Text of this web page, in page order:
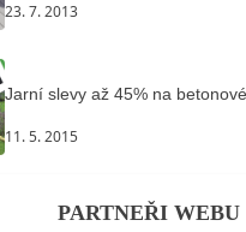
23. 7. 2013
Jarní slevy až 45% na
11. 5. 2015
PARTNEŘI WEBU